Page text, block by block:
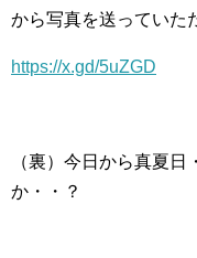
から写真を送っていた
https://x.gd/5uZGD
（裏）今日から真夏
か・・？